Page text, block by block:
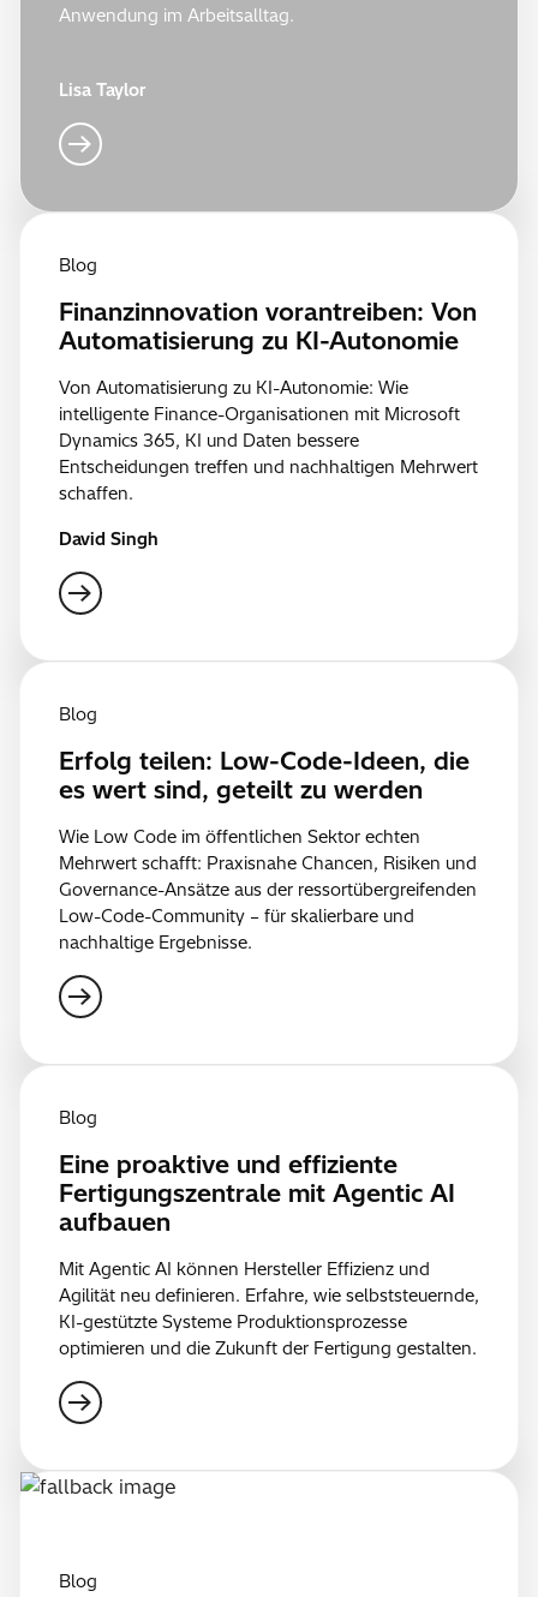
Anwendung im Arbeitsalltag.
Lisa Taylor
Blog
Finanzinnovation vorantreiben: Von
Automatisierung zu KI-Autonomie
Von Automatisierung zu KI-Autonomie: Wie
intelligente Finance-Organisationen mit Microsoft
Dynamics 365, KI und Daten bessere
Entscheidungen treffen und nachhaltigen Mehrwert
schaffen.
David Singh
Blog
Erfolg teilen: Low-Code-Ideen, die
es wert sind, geteilt zu werden
Wie Low Code im öffentlichen Sektor echten
Mehrwert schafft: Praxisnahe Chancen, Risiken und
Governance-Ansätze aus der ressortübergreifenden
Low-Code-Community – für skalierbare und
nachhaltige Ergebnisse.
Blog
Eine proaktive und effiziente
Fertigungszentrale mit Agentic AI
aufbauen
Mit Agentic AI können Hersteller Effizienz und
Agilität neu definieren. Erfahre, wie selbststeuernde,
KI-gestützte Systeme Produktionsprozesse
optimieren und die Zukunft der Fertigung gestalten.
Blog